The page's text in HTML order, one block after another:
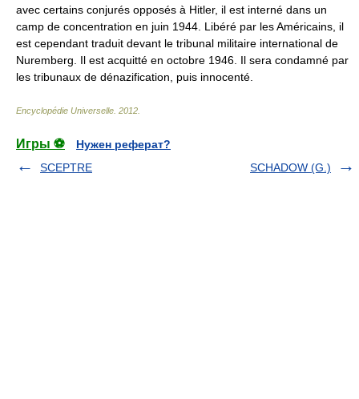
avec certains conjurés opposés à Hitler, il est interné dans un
camp de concentration en juin 1944. Libéré par les Américains, il
est cependant traduit devant le tribunal militaire international de
Nuremberg. Il est acquitté en octobre 1946. Il sera condamné par
les tribunaux de dénazification, puis innocenté.
Encyclopédie Universelle 2012
Игры ⚽
Нужен реферат?
SCEPTRE
SCHADOW (G.)